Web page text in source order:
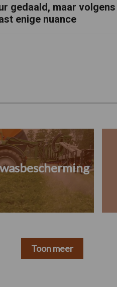
gedaald, maar volgens
enige nuance
Toon meer